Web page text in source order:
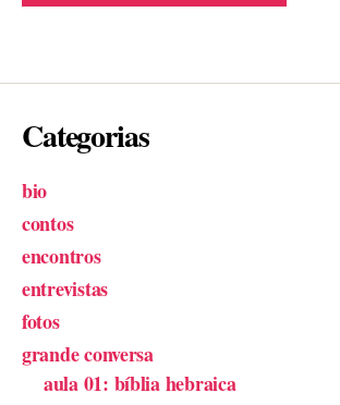
Categorias
bio
contos
encontros
entrevistas
fotos
grande conversa
aula 01: bíblia hebraica